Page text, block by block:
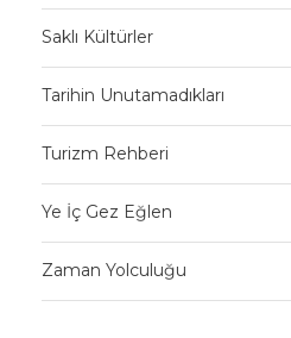
Saklı Kültürler
Tarihin Unutamadıkları
Turizm Rehberi
Ye İç Gez Eğlen
Zaman Yolculuğu